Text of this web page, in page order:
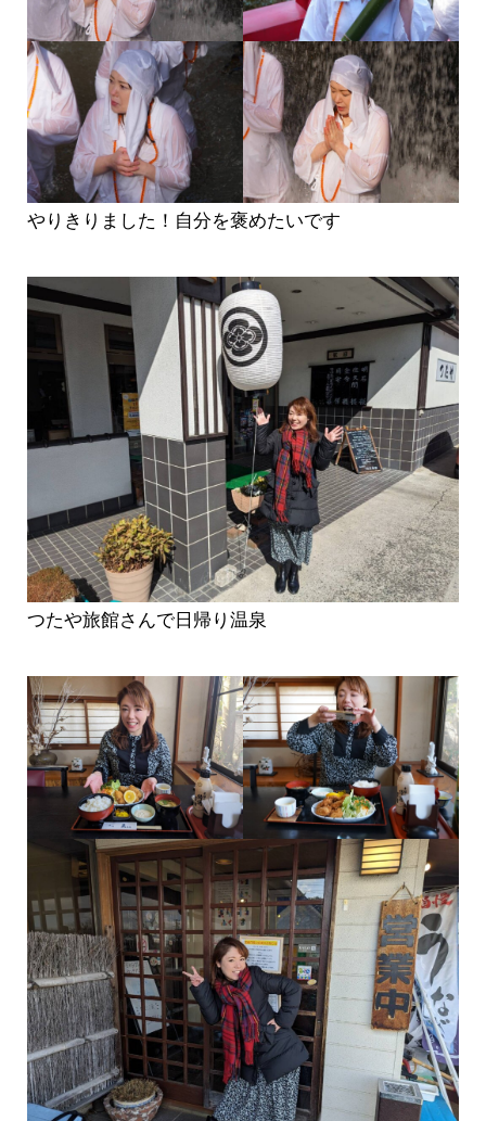
やりきりました！自分を褒めたいです
つたや旅館さんで日帰り温泉